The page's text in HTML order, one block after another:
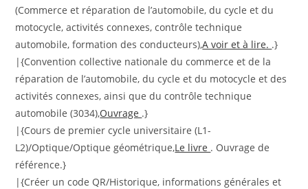
(Commerce et réparation de l’automobile, du cycle et du
motocycle, activités connexes, contrôle technique
automobile, formation des conducteurs),A voir et à lire. .}
|{Convention collective nationale du commerce et de la
réparation de l’automobile, du cycle et du motocycle et des
activités connexes, ainsi que du contrôle technique
automobile (3034),Ouvrage .}
|{Cours de premier cycle universitaire (L1-
L2)/Optique/Optique géométrique,Le livre . Ouvrage de
référence.}
|{Créer un code QR/Historique, informations générales et